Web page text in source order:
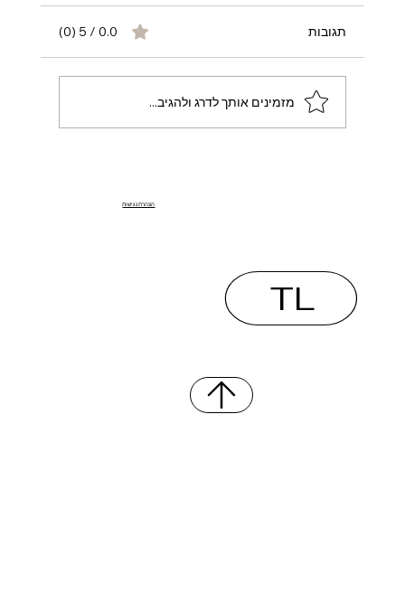
תגובות 0.0 / 5 ‏(0)
מזמינים אותך לדרג ולהגיב...
TL
הצהרת נגישות